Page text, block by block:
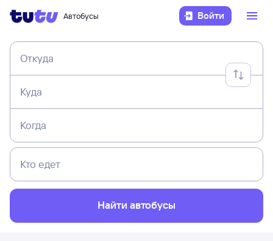
Автобусы Войти
Откуда
Куда
Когда
Кто едет
Найти автобусы